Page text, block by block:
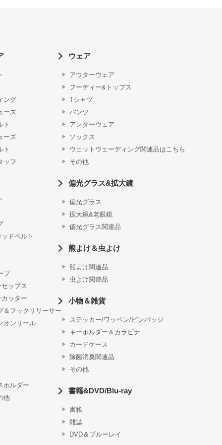
ング
ーズ
ト
ーズ
ト
ッフ
ドベルト
ブ
ップス
ッター
＆フックリリーサー
オンリール
ホルダー
他
ウェア
アウターウェア
フーディー&トップス
Tシャツ
パンツ
アンダーウェア
ソックス
ウェットウェーディング関連品はこちら
その他
偏光グラス&拡大鏡
偏光グラス
拡大鏡&老眼鏡
偏光グラス関連品
熊よけ＆虫よけ
熊よけ関連品
虫よけ関連品
小物＆雑貨
ステッカー/ワッペン/ピンバッジ
キーホルダー＆カラビナ
カードケース
除菌消臭関連品
その他
書籍&DVD/Blu-ray
書籍
雑誌
DVD＆ブルーレイ